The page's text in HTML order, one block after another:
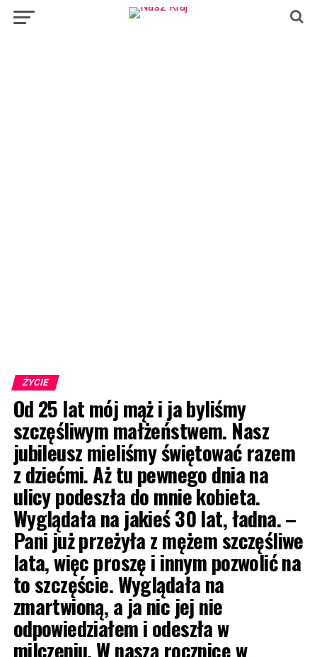
ŻYCIE
Od 25 lat mój mąż i ja byliśmy
szczęśliwym małżeństwem. Nasz
jubileusz mieliśmy świętować razem
z dziećmi. Aż tu pewnego dnia na
ulicy podeszła do mnie kobieta.
Wyglądała na jakieś 30 lat, ładna. –
Pani już przeżyła z mężem szczęśliwe
lata, więc proszę i innym pozwolić na
to szczęście. Wyglądała na
zmartwioną, a ja nic jej nie
odpowiedziałem i odeszła w
milczeniu. W naszą rocznicę w